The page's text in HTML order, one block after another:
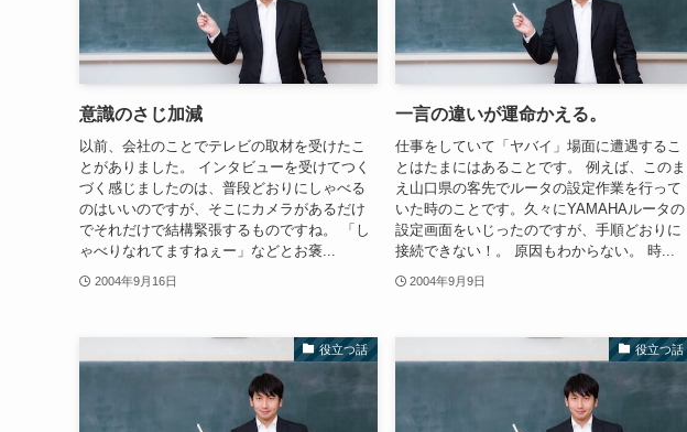
意識のさじ加減
以前、会社のことでテレビの取材を受けたこ
とがありました。 インタビューを受けてつく
づく感じましたのは、普段どおりにしゃべる
のはいいのですが、そこにカメラがあるだけ
でそれだけで結構緊張するものですね。 「し
ゃべりなれてますねぇー」などとお褒...
2004年9月16日
一言の違いが運命かえる。
仕事をしていて「ヤバイ」場面に遭遇するこ
とはたまにはあることです。 例えば、このま
え山口県の客先でルータの設定作業を行って
いた時のことです。久々にYAMAHAルータの
設定画面をいじったのですが、手順どおりに
接続できない！。 原因もわからない。 時...
2004年9月9日
役立つ話 役立つ話